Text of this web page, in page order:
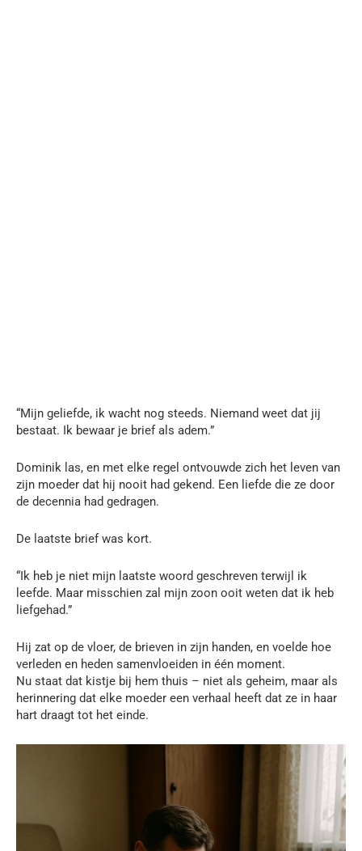
“Mijn geliefde, ik wacht nog steeds. Niemand weet dat jij
bestaat. Ik bewaar je brief als adem.”
Dominik las, en met elke regel ontvouwde zich het leven van
zijn moeder dat hij nooit had gekend. Een liefde die ze door
de decennia had gedragen.
De laatste brief was kort.
“Ik heb je niet mijn laatste woord geschreven terwijl ik
leefde. Maar misschien zal mijn zoon ooit weten dat ik heb
liefgehad.”
Hij zat op de vloer, de brieven in zijn handen, en voelde hoe
verleden en heden samenvloeiden in één moment.
Nu staat dat kistje bij hem thuis – niet als geheim, maar als
herinnering dat elke moeder een verhaal heeft dat ze in haar
hart draagt tot het einde.